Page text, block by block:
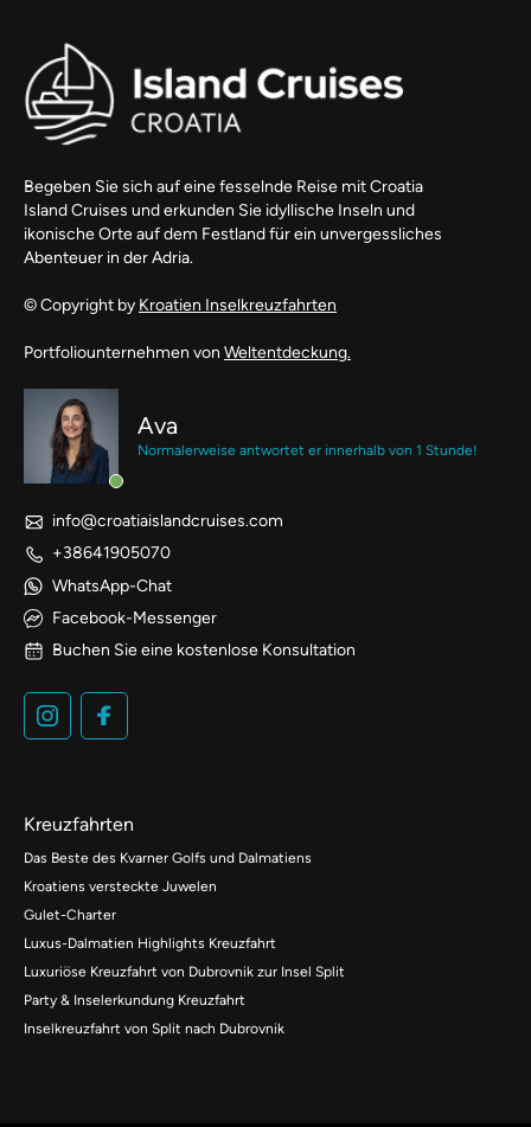
Begeben Sie sich auf eine fesselnde Reise mit Croatia
Island Cruises und erkunden Sie idyllische Inseln und
ikonische Orte auf dem Festland für ein unvergessliches
Abenteuer in der Adria.
© Copyright by Kroatien Inselkreuzfahrten
Portfoliounternehmen von Weltentdeckung.
Ava
Normalerweise antwortet er innerhalb von 1 Stunde!
info@croatiaislandcruises.com
+38641905070
WhatsApp-Chat
Facebook-Messenger
Buchen Sie eine kostenlose Konsultation
Kreuzfahrten
Das Beste des Kvarner Golfs und Dalmatiens
Kroatiens versteckte Juwelen
Gulet-Charter
Luxus-Dalmatien Highlights Kreuzfahrt
Luxuriöse Kreuzfahrt von Dubrovnik zur Insel Split
Party & Inselerkundung Kreuzfahrt
Inselkreuzfahrt von Split nach Dubrovnik